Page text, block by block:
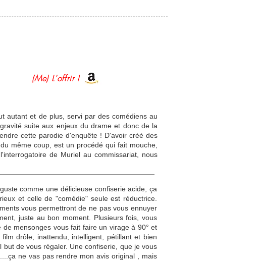
(Me) L'offrir !
autant et de plus, servi par des comédiens au
suite aux enjeux du drame et donc de la
cette parodie d'enquête ! D'avoir créé des
même coup, est un procédé qui fait mouche,
de Muriel au commissariat, nous
comme une délicieuse confiserie acide, ça
et celle de "comédie" seule est réductrice.
vous permettront de ne pas vous ennuyer
juste au bon moment. Plusieurs fois, vous
mensonges vous fait faire un virage à 90° et
drôle, inattendu, intelligent, pétillant et bien
de vous régaler. Une confiserie, que je vous
ne vas pas rendre mon avis original , mais